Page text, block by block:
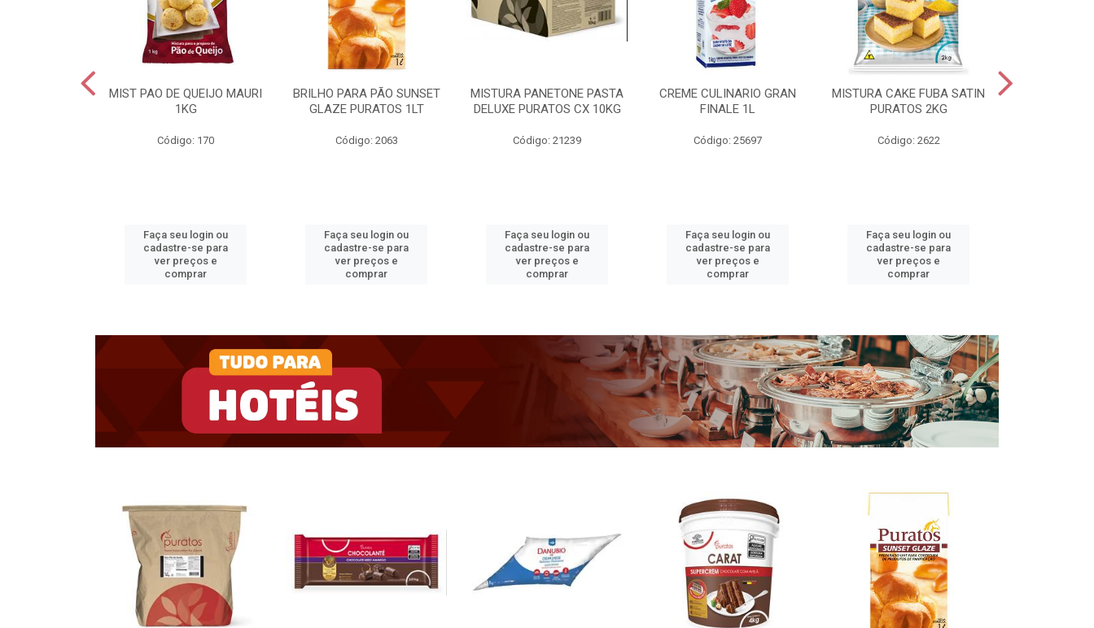
MIST PAO DE QUEIJO MAURI
1KG
Código: 170
Faça seu login ou
cadastre-se para
ver preços e
comprar
BRILHO PARA PÃO SUNSET
GLAZE PURATOS 1LT
Código: 2063
Faça seu login ou
cadastre-se para
ver preços e
comprar
MISTURA PANETONE PASTA
DELUXE PURATOS CX 10KG
Código: 21239
Faça seu login ou
cadastre-se para
ver preços e
comprar
CREME CULINARIO GRAN
FINALE 1L
Código: 25697
Faça seu login ou
cadastre-se para
ver preços e
comprar
MISTURA CAKE FUBA SATIN
PURATOS 2KG
Código: 2622
Faça seu login ou
cadastre-se para
ver preços e
comprar